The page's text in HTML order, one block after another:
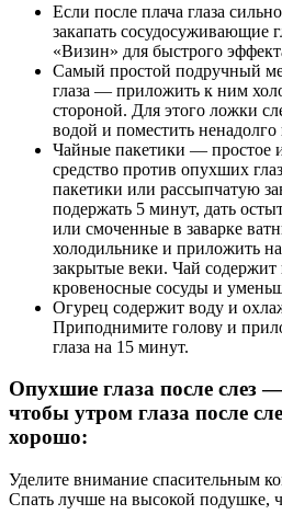
Если после плача глаза
закапать сосудосуживающие
«Визин» для быстрого
Самый простой подручный
глаза — приложить к ним
стороной. Для этого ложки
водой и поместить ненадолго
Чайные пакетики — простое
средство против опухших
пакетики или рассыпчатую
подержать 5 минут, дать
или смоченные в заварке
холодильнике и приложить
закрытые веки. Чай
кровеносные сосуды и
Огурец содержит воду и
Приподнимите голову и
глаза на 15 минут.
Опухшие глаза после слез
чтобы утром глаза после
хорошо:
Уделите внимание спасительным
Спать лучше на высокой подушке,